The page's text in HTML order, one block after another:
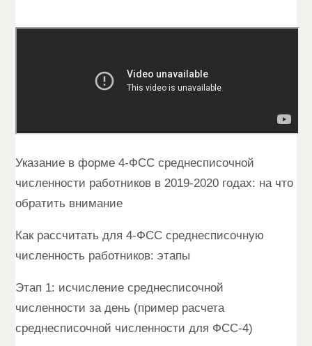
Указание в форме 4-ФСС среднесписочной
численности работников в 2019-2020 годах: на что
обратить внимание
Как рассчитать для 4-ФСС среднесписочную
численность работников: этапы
Этап 1: исчисление среднесписочной
численности за день (пример расчета
среднесписочной численности для ФСС-4)